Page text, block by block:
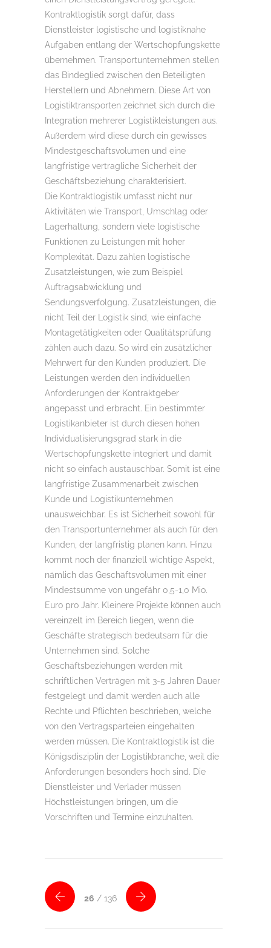
Kontraktlogistik sorgt dafür, dass
Dienstleister logistische und logistiknahe
Aufgaben entlang der Wertschöpfungskette
übernehmen. Transportunternehmen stellen
das Bindeglied zwischen den Beteiligten
Herstellern und Abnehmern. Diese Art von
Logistiktransporten zeichnet sich durch die
Integration mehrerer Logistikleistungen aus.
Außerdem wird diese durch ein gewisses
Mindestgeschäftsvolumen und eine
langfristige vertragliche Sicherheit der
Geschäftsbeziehung charakterisiert.
Die Kontraktlogistik umfasst nicht nur
Aktivitäten wie Transport, Umschlag oder
Lagerhaltung, sondern viele logistische
Funktionen zu Leistungen mit hoher
Komplexität. Dazu zählen logistische
Zusatzleistungen, wie zum Beispiel
Auftragsabwicklung und
Sendungsverfolgung. Zusatzleistungen, die
nicht Teil der Logistik sind, wie einfache
Montagetätigkeiten oder Qualitätsprüfung
zählen auch dazu. So wird ein zusätzlicher
Mehrwert für den Kunden produziert. Die
Leistungen werden den individuellen
Anforderungen der Kontraktgeber
angepasst und erbracht. Ein bestimmter
Logistikanbieter ist durch diesen hohen
Individualisierungsgrad stark in die
Wertschöpfungskette integriert und damit
nicht so einfach austauschbar. Somit ist eine
langfristige Zusammenarbeit zwischen
Kunde und Logistikunternehmen
unausweichbar. Es ist Sicherheit sowohl für
den Transportunternehmer als auch für den
Kunden, der langfristig planen kann. Hinzu
kommt noch der finanziell wichtige Aspekt,
nämlich das Geschäftsvolumen mit einer
Mindestsumme von ungefähr 0,5-1,0 Mio.
Euro pro Jahr. Kleinere Projekte können auch
vereinzelt im Bereich liegen, wenn die
Geschäfte strategisch bedeutsam für die
Unternehmen sind. Solche
Geschäftsbeziehungen werden mit
schriftlichen Verträgen mit 3-5 Jahren Dauer
festgelegt und damit werden auch alle
Rechte und Pflichten beschrieben, welche
von den Vertragsparteien eingehalten
werden müssen. Die Kontraktlogistik ist die
Königsdisziplin der Logistikbranche, weil die
Anforderungen besonders hoch sind. Die
Dienstleister und Verlader müssen
Höchstleistungen bringen, um die
Vorschriften und Termine einzuhalten.
26 / 136